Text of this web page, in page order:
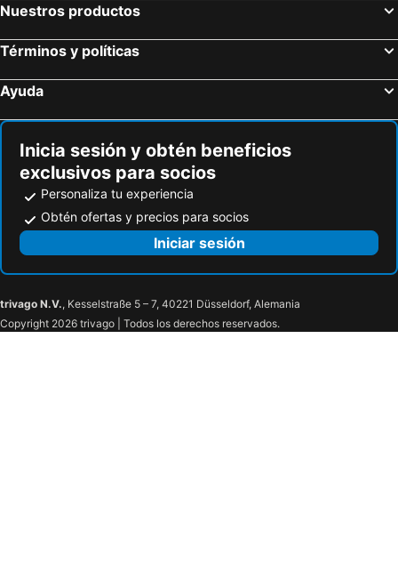
Nuestros productos
Términos y políticas
Ayuda
Inicia sesión y obtén beneficios
exclusivos para socios
Personaliza tu experiencia
Obtén ofertas y precios para socios
Iniciar sesión
trivago N.V., Kesselstraße 5 – 7, 40221 Düsseldorf, Alemania
Copyright 2026 trivago | Todos los derechos reservados.